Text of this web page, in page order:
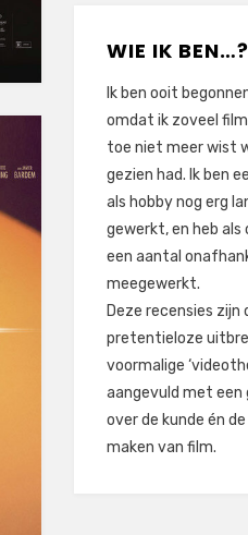
WIE IK BEN…?
Ik ben ooit
omdat ik zoveel
toe niet meer wist
gezien had. Ik ben
als hobby nog erg
gewerkt, en heb
een aantal
meegewerkt.
Deze recensies zijn
pretentieloze
voormalige
aangevuld met een
over de kunde én
maken van film.